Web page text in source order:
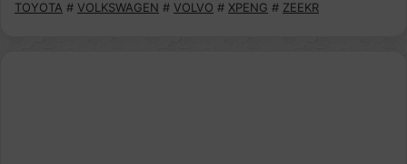
TOYOTA # VOLKSWAGEN # VOLVO # XPENG # ZEEKR